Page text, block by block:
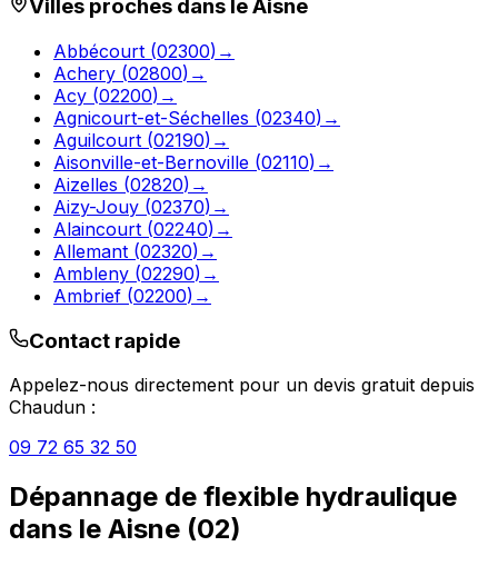
Villes proches dans leAisne
Abbécourt (02300) →
Achery (02800) →
Acy (02200) →
Agnicourt-et-Séchelles (02340) →
Aguilcourt (02190) →
Aisonville-et-Bernoville (02110) →
Aizelles (02820) →
Aizy-Jouy (02370) →
Alaincourt (02240) →
Allemant (02320) →
Ambleny (02290) →
Ambrief (02200) →
Contact rapide
Appelez-nous directement pour un devis gratuit depuis
Chaudun :
09 72 65 32 50
Dépannage de flexible hydraulique
dans le Aisne (02)